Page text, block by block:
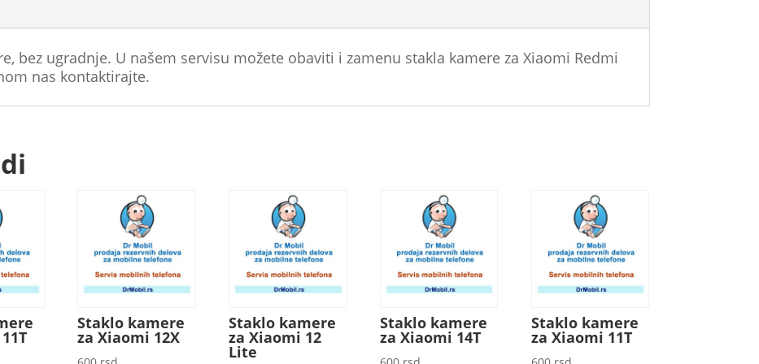
bez ugradnje. U našem servisu možete obaviti i zamenu stakla kamere za Xiaomi Redmi
nas kontaktirajte.
Staklo kamere
za Xiaomi 12X
Staklo kamere
za Xiaomi 12
Lite
Staklo kamere
za Xiaomi 14T
Staklo kamere
za Xiaomi 11T